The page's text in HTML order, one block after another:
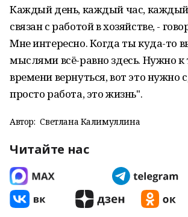
Каждый день, каждый час,
связан с работой в хозяйстве, -
Мне интересно. Когда ты куда-то
мыслями всё-равно здесь. Нужно к
времени вернуться, вот это нужно
просто работа, это жизнь".
Автор: Светлана Калимуллина
Читайте нас